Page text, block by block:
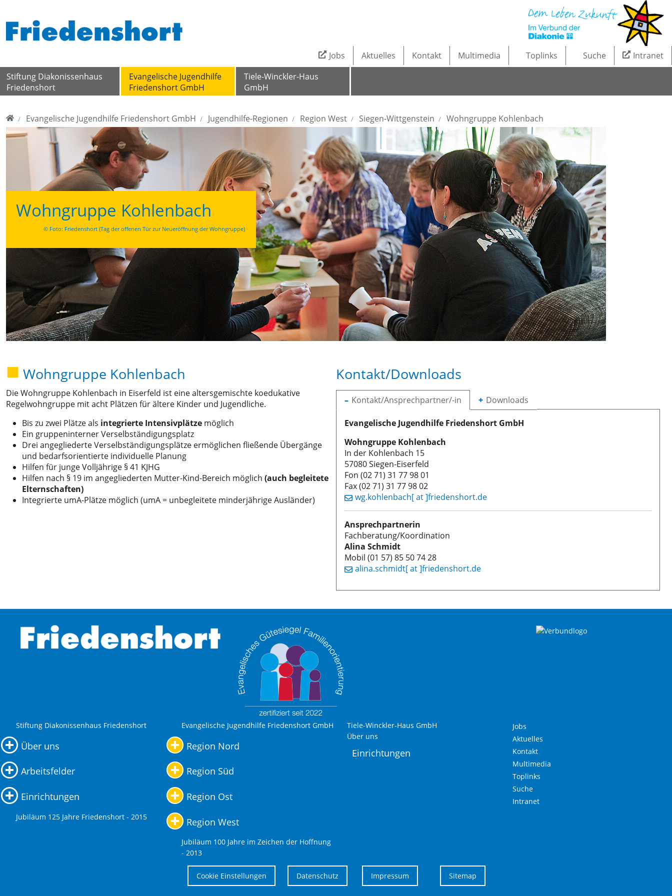
Stiftung Diakonissenhaus
Friedenshort
Evangelische Jugendhilfe
Friedenshort GmbH
Tiele-Winckler-Haus
GmbH
Jobs Aktuelles Kontakt Multimedia Toplinks Suche Intranet
HomeEvangelische Jugendhilfe Friedenshort GmbH Jugendhilfe-Regionen Region West Siegen-Wittgenstein Wohngruppe Kohlenbach
Wohngruppe Kohlenbach
© Foto: Friedenshort (Tag der offenen Tür zur Neueröffnung der Wohngruppe)
Wohngruppe Kohlenbach
Die Wohngruppe Kohlenbach in Eiserfeld ist eine altersgemischte koedukative
Regelwohngruppe mit acht Plätzen für ältere Kinder und Jugendliche.
Bis zu zwei Plätze als integrierte Intensivplätze möglich
Ein gruppeninterner Verselbständigungsplatz
Drei angegliederte Verselbständigungsplätze ermöglichen fließende Übergänge
und bedarfsorientierte individuelle Planung
Hilfen für junge Volljährige § 41 KJHG
Hilfen nach § 19 im angegliederten Mutter-Kind-Bereich möglich (auch begleitete
Elternschaften)
Integrierte umA-Plätze möglich (umA = unbegleitete minderjährige Ausländer)
Kontakt/Downloads
Kontakt/Ansprechpartner/-in Downloads
Evangelische Jugendhilfe Friedenshort GmbH
Wohngruppe Kohlenbach
In der Kohlenbach 15
57080 Siegen-Eiserfeld
Fon (02 71) 31 77 98 01
Fax (02 71) 31 77 98 02
wg.kohlenbach[ at ]friedenshort.de
Ansprechpartnerin
Fachberatung/Koordination
Alina Schmidt
Mobil (01 57) 85 50 74 28
alina.schmidt[ at ]friedenshort.de
Stiftung Diakonissenhaus Friedenshort
Über uns
Arbeitsfelder
Einrichtungen
Jubiläum 125 Jahre Friedenshort - 2015
Evangelische Jugendhilfe Friedenshort GmbH
Region Nord
Region Süd
Region Ost
Region West
Jubiläum 100 Jahre im Zeichen der Hoffnung
- 2013
Tiele-Winckler-Haus GmbH
Über uns
Einrichtungen
Jobs
Aktuelles
Kontakt
Multimedia
Toplinks
Suche
Intranet
Cookie Einstellungen Datenschutz Impressum Sitemap